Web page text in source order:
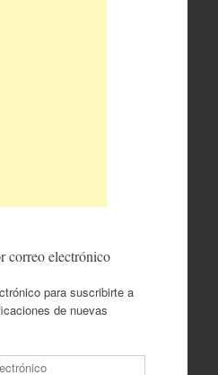
correo electrónico
para suscribirte a
de nuevas